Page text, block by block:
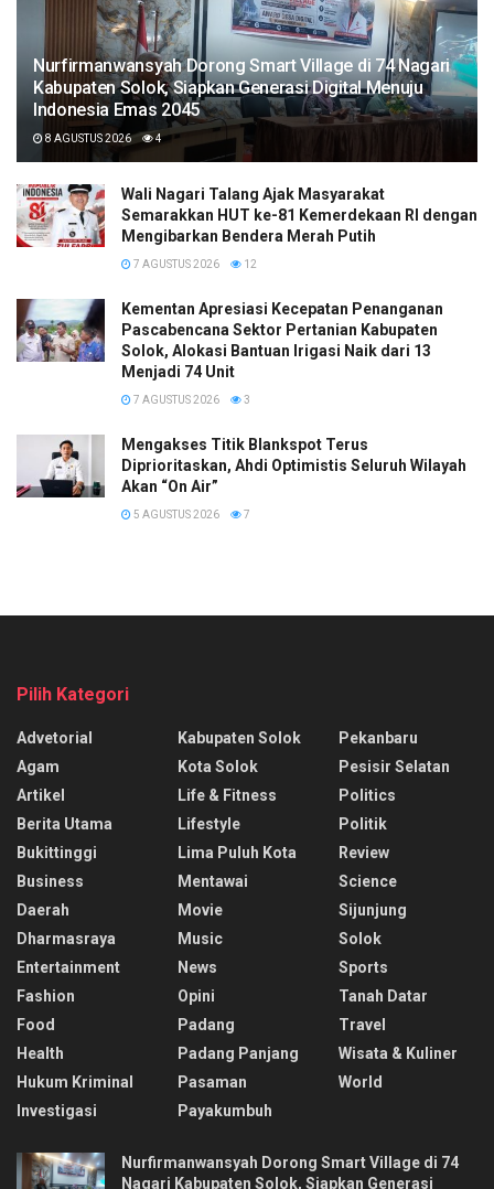
Nurfirmanwansyah Dorong Smart Village di 74 Nagari
Kabupaten Solok, Siapkan Generasi Digital Menuju
Indonesia Emas 2045
8 AGUSTUS 2026 4
Wali Nagari Talang Ajak Masyarakat
Semarakkan HUT ke-81 Kemerdekaan RI dengan
Mengibarkan Bendera Merah Putih
7 AGUSTUS 2026 12
Kementan Apresiasi Kecepatan Penanganan
Pascabencana Sektor Pertanian Kabupaten
Solok, Alokasi Bantuan Irigasi Naik dari 13
Menjadi 74 Unit
7 AGUSTUS 2026 3
Mengakses Titik Blankspot Terus
Diprioritaskan, Ahdi Optimistis Seluruh Wilayah
Akan “On Air”
5 AGUSTUS 2026 7
Pilih Kategori
Advetorial
Agam
Artikel
Berita Utama
Bukittinggi
Business
Daerah
Dharmasraya
Entertainment
Fashion
Food
Health
Hukum Kriminal
Investigasi
Kabupaten Solok
Kota Solok
Life & Fitness
Lifestyle
Lima Puluh Kota
Mentawai
Movie
Music
News
Opini
Padang
Padang Panjang
Pasaman
Payakumbuh
Pekanbaru
Pesisir Selatan
Politics
Politik
Review
Science
Sijunjung
Solok
Sports
Tanah Datar
Travel
Wisata & Kuliner
World
Nurfirmanwansyah Dorong Smart Village di 74
Nagari Kabupaten Solok, Siapkan Generasi